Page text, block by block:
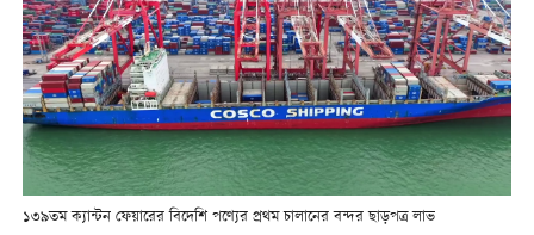
১৩৯তম ক্যান্টন ফেয়ারের বিদেশি পণ্যের প্রথম চালানের বন্দর ছাড়পত্র লাভ